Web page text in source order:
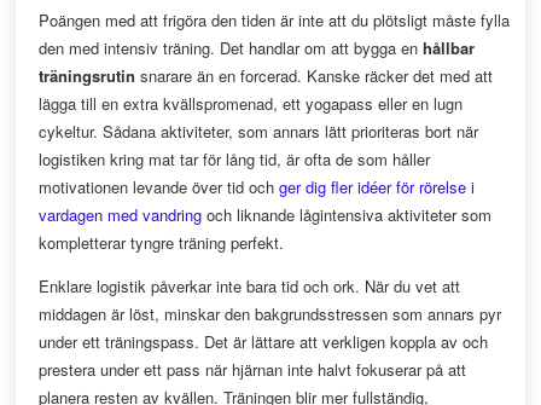
Poängen med att frigöra den tiden är inte att du plötsligt måste fylla
den med intensiv träning. Det handlar om att bygga enhållbar
träningsrutin snarare än en forcerad. Kanske räcker det med att
lägga till en extra kvällspromenad, ett yogapass eller en lugn
cykeltur. Sådana aktiviteter, som annars lätt prioriteras bort när
logistiken kring mat tar för lång tid, är ofta de som håller
motivationen levande över tid ochger dig fler idéer för rörelse i
vardagen med vandring och liknande lågintensiva aktiviteter som
kompletterar tyngre träning perfekt.
Enklare logistik påverkar inte bara tid och ork. När du vet att
middagen är löst, minskar den bakgrundsstressen som annars pyr
under ett träningspass. Det är lättare att verkligen koppla av och
prestera under ett pass när hjärnan inte halvt fokuserar på att
planera resten av kvällen. Träningen blir mer fullständig,